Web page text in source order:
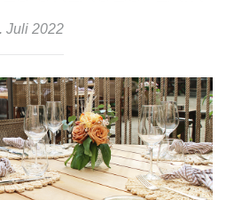
Juli 2022